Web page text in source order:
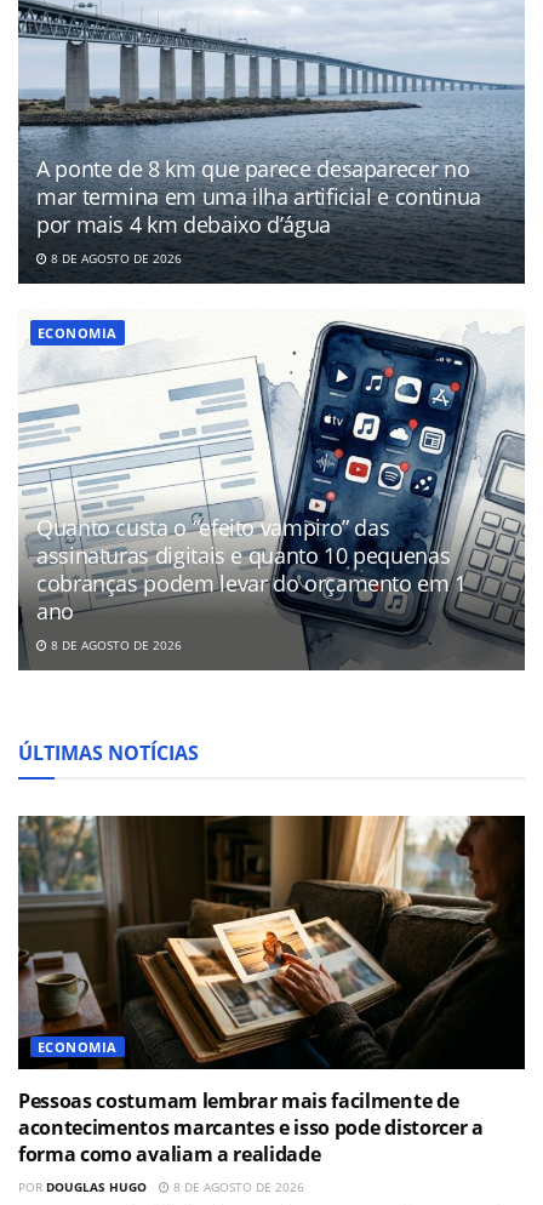
A ponte de 8 km que parece desaparecer no
mar termina em uma ilha artificial e continua
por mais 4 km debaixo d’água
8 DE AGOSTO DE 2026
ECONOMIA
Quanto custa o “efeito vampiro” das
assinaturas digitais e quanto 10 pequenas
cobranças podem levar do orçamento em 1
ano
8 DE AGOSTO DE 2026
ÚLTIMAS NOTÍCIAS
ECONOMIA
Pessoas costumam lembrar mais facilmente de
acontecimentos marcantes e isso pode distorcer a
forma como avaliam a realidade
POR DOUGLAS HUGO 8 DE AGOSTO DE 2026